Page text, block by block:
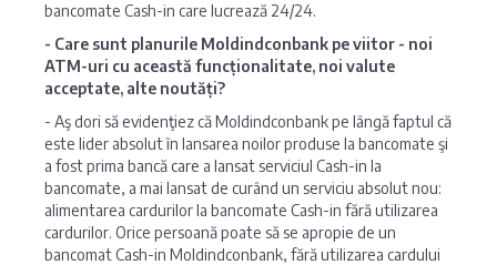
bancomate Cash-in care lucrează 24/24.
- Care sunt planurile Moldindconbank pe viitor - noi
ATM-uri cu această funcționalitate, noi valute
acceptate, alte noutăți?
- Aş dori să evidenţiez că Moldindconbank pe lângă faptul că
este lider absolut în lansarea noilor produse la bancomate şi
a fost prima bancă care a lansat serviciul Cash-in la
bancomate, a mai lansat de curând un serviciu absolut nou:
alimentarea cardurilor la bancomate Cash-in fără utilizarea
cardurilor. Orice persoană poate să se apropie de un
bancomat Cash-in Moldindconbank, fără utilizarea cardului